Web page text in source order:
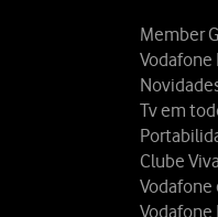
Member
Vodafone
Tv em
Clube Viva
Vodafone
Vodafone